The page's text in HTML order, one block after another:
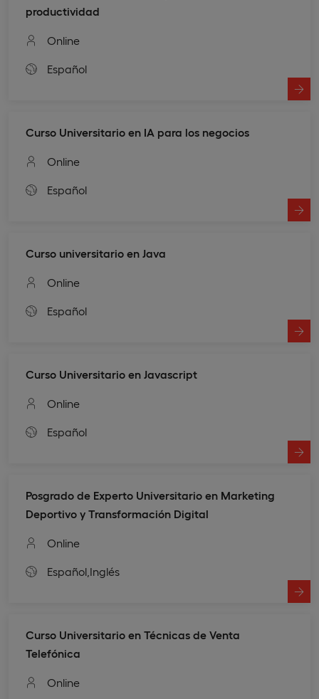
productividad
Online
Español
Curso Universitario en IA para los negocios
Online
Español
Curso universitario en Java
Online
Español
Curso Universitario en Javascript
Online
Español
Posgrado de Experto Universitario en Marketing
Deportivo y Transformación Digital
Online
Español, Inglés
Curso Universitario en Técnicas de Venta
Telefónica
Online